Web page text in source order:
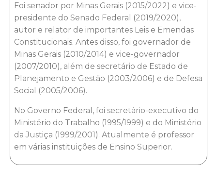
Foi senador por Minas Gerais (2015/2022) e vice-
presidente do Senado Federal (2019/2020),
autor e relator de importantes Leis e Emendas
Constitucionais. Antes disso, foi governador de
Minas Gerais (2010/2014) e vice-governador
(2007/2010), além de secretário de Estado de
Planejamento e Gestão (2003/2006) e de Defesa
Social (2005/2006).
No Governo Federal, foi secretário-executivo do
Ministério do Trabalho (1995/1999) e do Ministério
da Justiça (1999/2001). Atualmente é professor
em várias instituições de Ensino Superior.